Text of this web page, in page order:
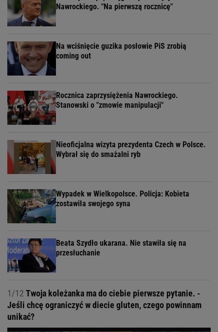
Nawrockiego. "Na pierwszą rocznicę"
Na wciśnięcie guzika posłowie PiS zrobią
coming out
Rocznica zaprzysiężenia Nawrockiego.
Stanowski o "zmowie manipulacji"
Nieoficjalna wizyta prezydenta Czech w Polsce.
Wybrał się do smażalni ryb
Wypadek w Wielkopolsce. Policja: Kobieta
zostawiła swojego syna
Beata Szydło ukarana. Nie stawiła się na
przesłuchanie
1/12 Twoja koleżanka ma do ciebie pierwsze pytanie. -
Jeśli chcę ograniczyć w diecie gluten, czego powinnam
unikać?